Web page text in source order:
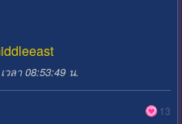
ลา 08:53:49 น.
13